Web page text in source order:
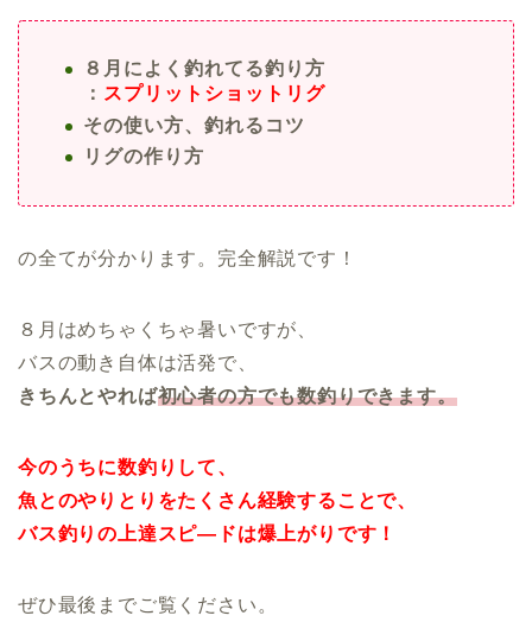
８月によく釣れてる釣り方
： スプリットショットリグ
その使い方、釣れるコツ
リグの作り方
の全てが分かります。完全解説です！
８月はめちゃくちゃ暑いですが、
バスの動き自体は活発で、
きちんとやれば初心者の方でも数釣りできます。
今のうちに数釣りして、
魚とのやりとりをたくさん経験することで、
バス釣りの上達スピ―ドは爆上がりです！
ぜひ最後までご覧ください。